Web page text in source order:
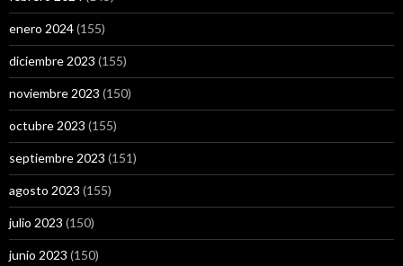
enero 2024(155)
diciembre 2023 (155)
noviembre 2023 (150)
octubre 2023 (155)
septiembre 2023 (151)
agosto 2023 (155)
julio 2023 (150)
junio 2023 (150)